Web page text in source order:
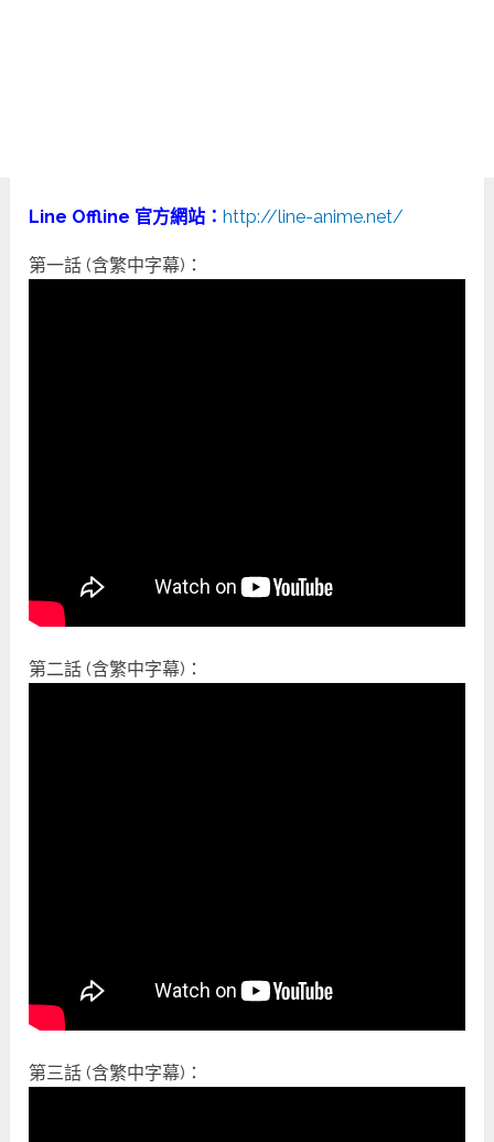
Line Offline 官方網站：http://line-anime.net/
第一話 (含繁中字幕)：
第二話 (含繁中字幕)：
第三話 (含繁中字幕)：